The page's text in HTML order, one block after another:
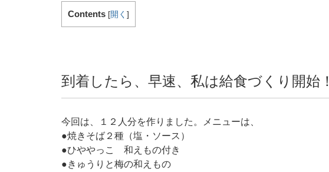
Contents [開く ]
到着したら、早速、私は給食づくり開始！
今回は、１２人分を作りました。メニューは、
●焼きそば２種（塩・ソース）
●ひややっこ 和えもの付き
●きゅうりと梅の和えもの